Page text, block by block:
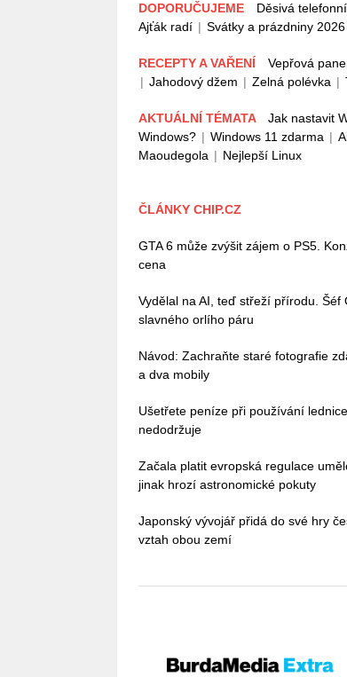
DOPORUČUJEME Děsivá
Ajťák radí | Svátky a prázdniny 2026
RECEPTY A VAŘENÍ Vepřová
| Jahodový džem | Zelná polévka |
AKTUÁLNÍ TÉMATA Jak nastavit
Windows? | Windows 11 zdarma |
Maoudegola | Nejlepší Linux
ČLÁNKY CHIP.CZ
GTA 6 může zvýšit zájem o PS5.
cena
Vydělal na AI, teď střeží přírodu.
slavného orlího páru
Návod: Zachraňte staré fotografie
a dva mobily
Ušetřete peníze při používání
nedodržuje
Začala platit evropská regulace
jinak hrozí astronomické pokuty
Japonský vývojář přidá do své hry
vztah obou zemí